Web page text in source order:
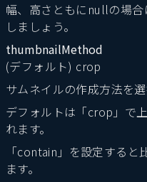
幅、高さともにnullの場
しましょう。
thumbnailMethod
(デフォルト) crop
サムネイルの作成方法を選
デフォルトは「crop」で
れます。
「contain」を設定する
ます。